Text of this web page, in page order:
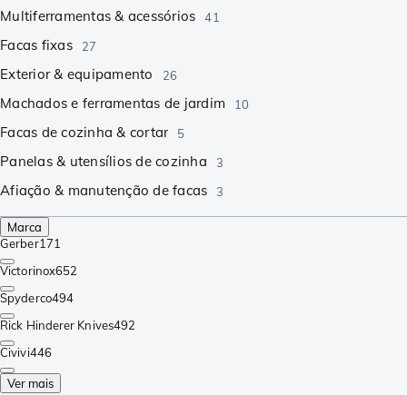
Multiferramentas & acessórios 41
Facas fixas 27
Exterior & equipamento 26
Machados e ferramentas de jardim 10
Facas de cozinha & cortar 5
Panelas & utensílios de cozinha 3
Afiação & manutenção de facas 3
Marca
Gerber171
Victorinox652
Spyderco494
Rick Hinderer Knives492
Civivi446
Ver mais